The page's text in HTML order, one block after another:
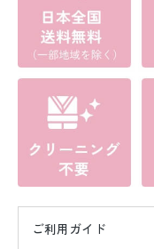
ご利用ガイド